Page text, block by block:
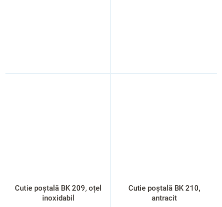
Cutie poștală BK 209, oțel
inoxidabil
Cutie poștală BK 210,
antracit